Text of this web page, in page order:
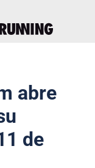
abre
de